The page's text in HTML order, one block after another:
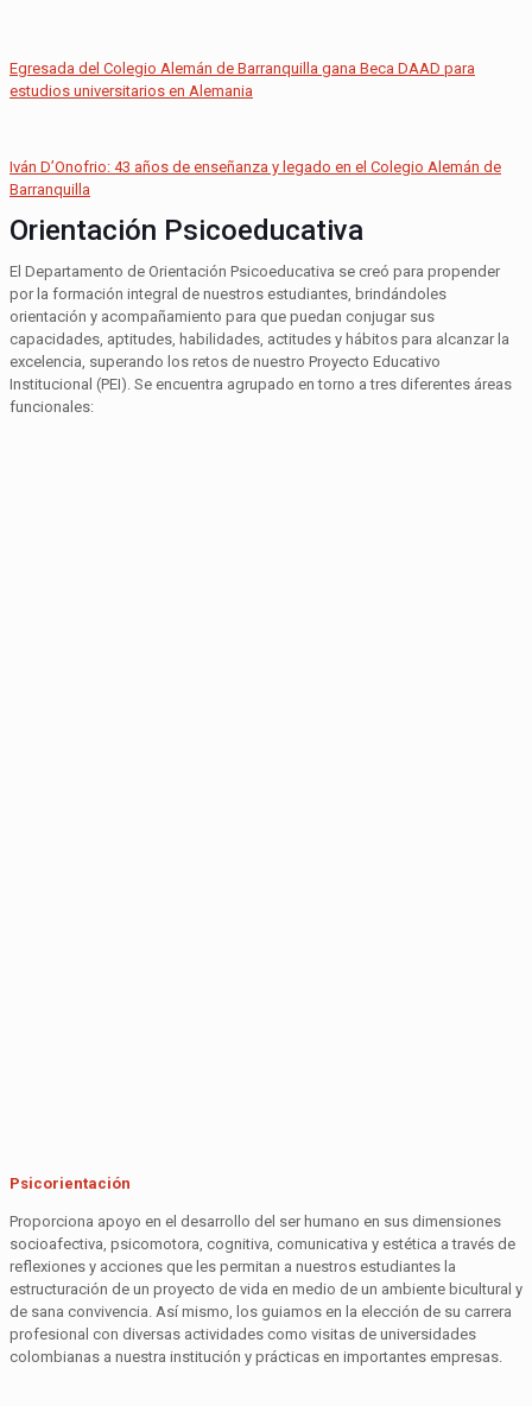
Egresada del Colegio Alemán de Barranquilla gana Beca DAAD para
estudios universitarios en Alemania
Iván D’Onofrio: 43 años de enseñanza y legado en el Colegio Alemán de
Barranquilla
Orientación Psicoeducativa
El Departamento de Orientación Psicoeducativa se creó para propender
por la formación integral de nuestros estudiantes, brindándoles
orientación y acompañamiento para que puedan conjugar sus
capacidades, aptitudes, habilidades, actitudes y hábitos para alcanzar la
excelencia, superando los retos de nuestro Proyecto Educativo
Institucional (PEI). Se encuentra agrupado en torno a tres diferentes áreas
funcionales:
Psicorientación
Proporciona apoyo en el desarrollo del ser humano en sus dimensiones
socioafectiva, psicomotora, cognitiva, comunicativa y estética a través de
reflexiones y acciones que les permitan a nuestros estudiantes la
estructuración de un proyecto de vida en medio de un ambiente bicultural y
de sana convivencia. Así mismo, los guiamos en la elección de su carrera
profesional con diversas actividades como visitas de universidades
colombianas a nuestra institución y prácticas en importantes empresas.